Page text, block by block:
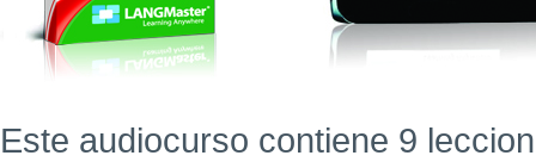
Este audiocurso contiene 9